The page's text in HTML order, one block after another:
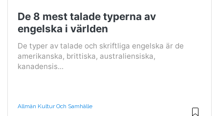
De 8 mest talade typerna av
engelska i världen
De typer av talade och skriftliga engelska är de
amerikanska, brittiska, australiensiska,
kanadensis...
Allmän Kultur Och Samhälle